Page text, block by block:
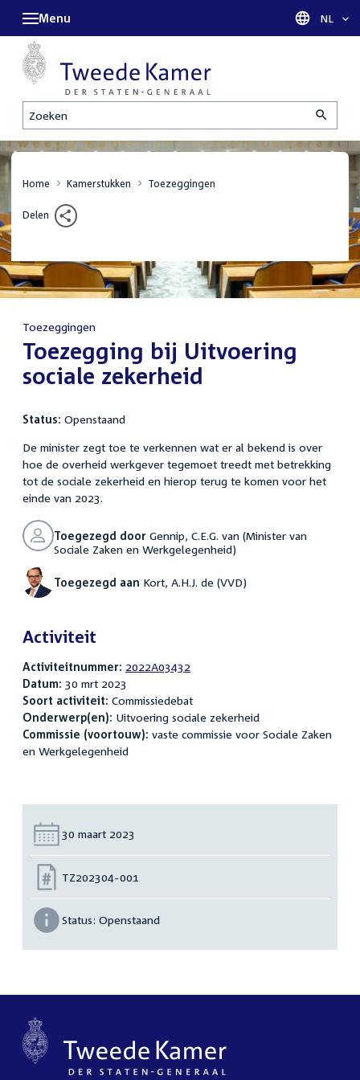
Zoeken
Menu Taal
NL
Home Kamerstukken Toezeggingen
Delen
Toezeggingen
:Toezegging bij Uitvoering
sociale zekerheid
Status: Openstaand
De minister zegt toe te verkennen wat er al bekend is over
hoe de overheid werkgever tegemoet treedt met betrekking
tot de sociale zekerheid en hierop terug te komen voor het
einde van 2023.
Toegezegd doorGennip, C.E.G. van (Minister van
Sociale Zaken en Werkgelegenheid)
Toegezegd aan Kort, A.H.J. de (VVD)
Activiteit
Activiteitnummer: 2022A03432
Datum: 30 mrt 2023
Soort activiteit: Commissiedebat
Onderwerp(en): Uitvoering sociale zekerheid
Commissie (voortouw): vaste commissie voor Sociale Zaken
en Werkgelegenheid
Datum:
30 maart 2023
Nummer:
TZ202304-001
Status: Openstaand